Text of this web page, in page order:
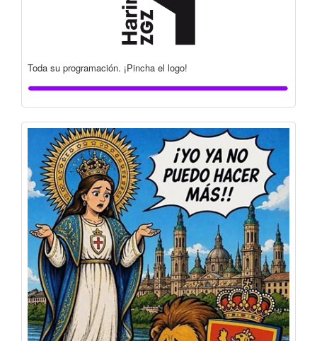
Toda su programación. ¡Pincha el logo!